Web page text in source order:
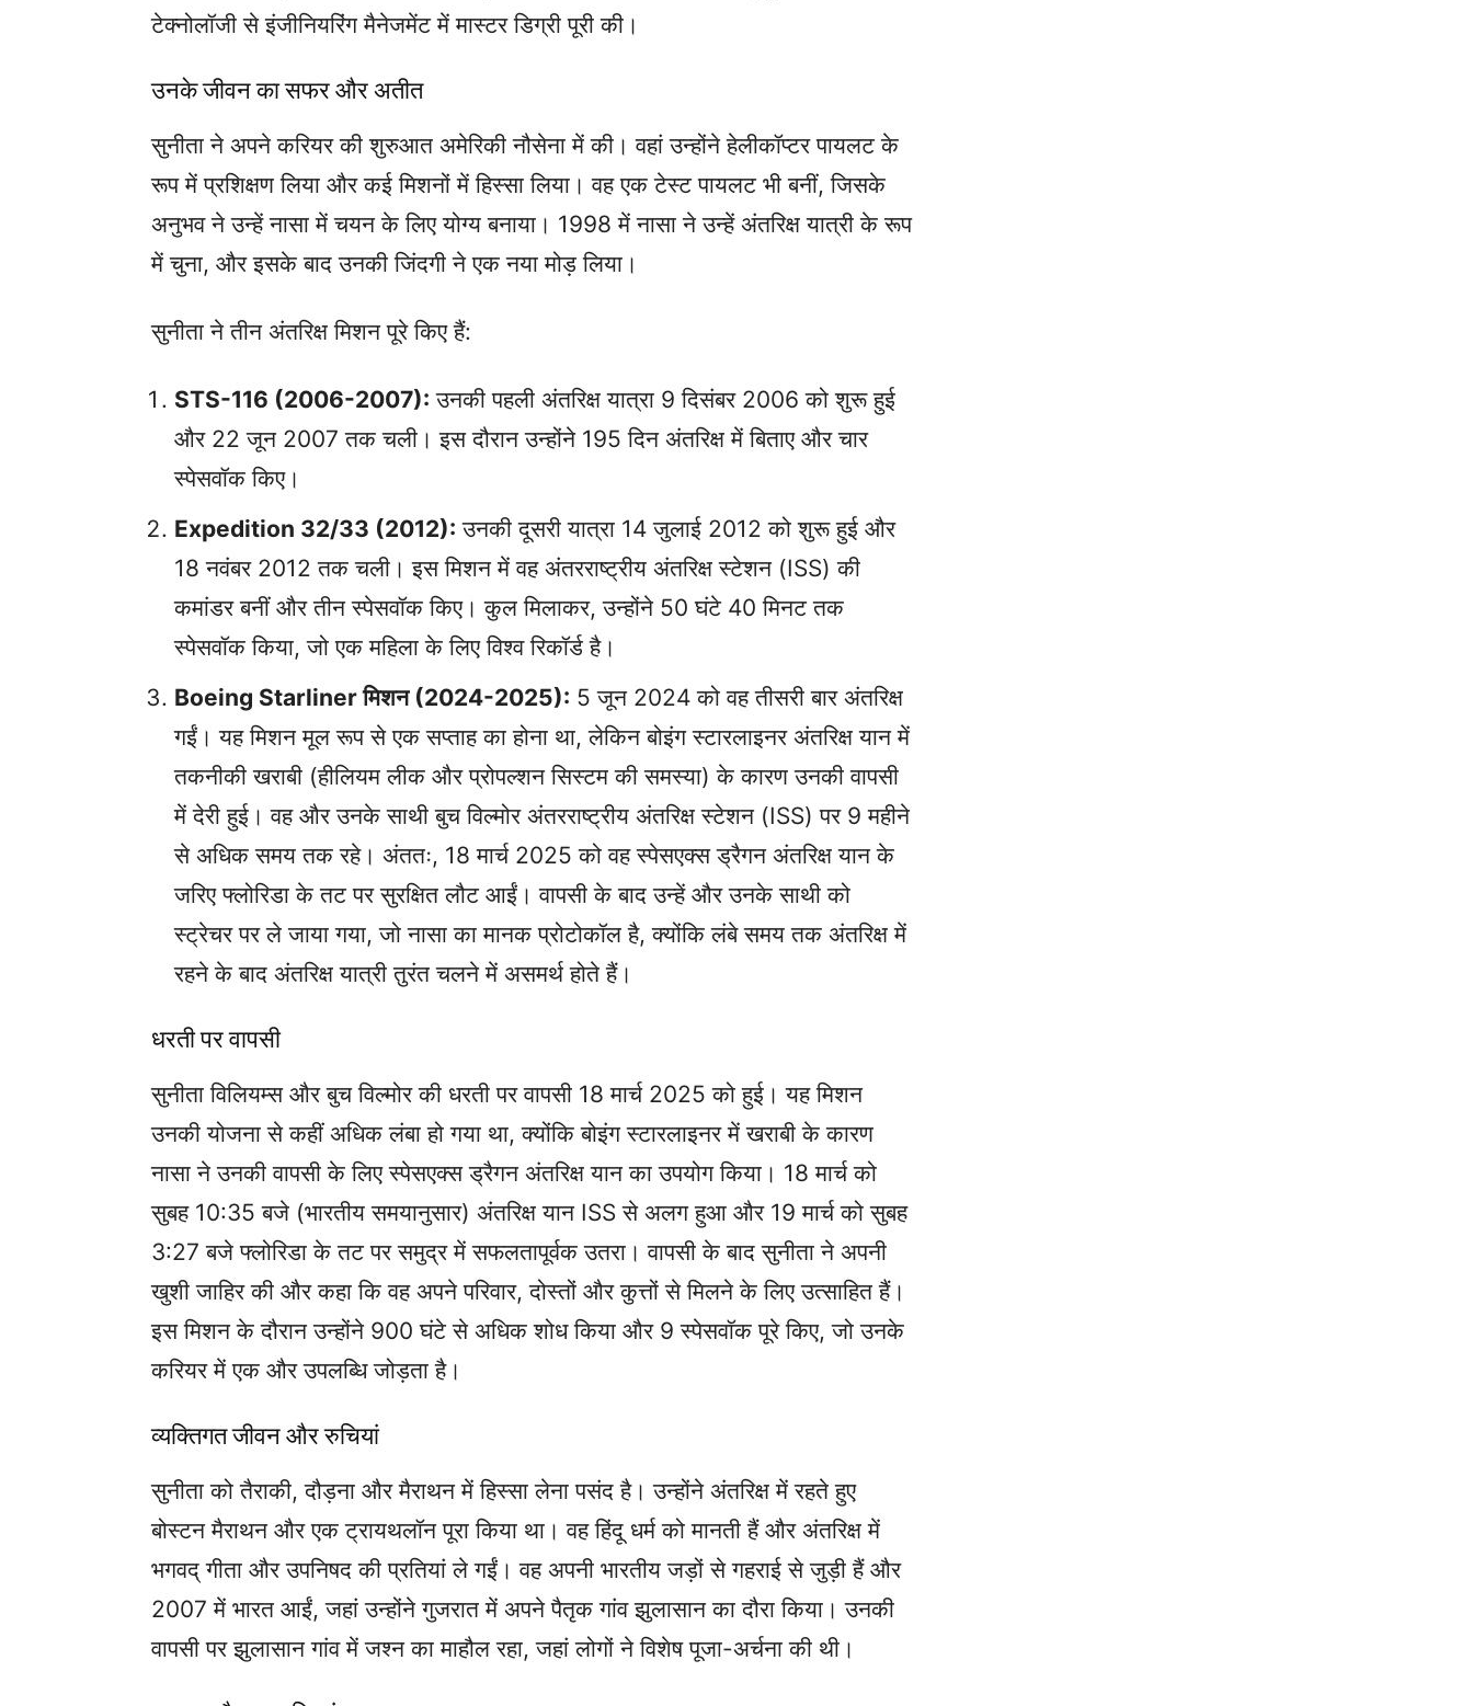
टेक्नोलॉजी से इंजीनियरिंग मैनेजमेंट में मास्टर डिग्री पूरी की।
उनके जीवन का सफर और अतीत
सुनीता ने अपने करियर की शुरुआत अमेरिकी नौसेना में की। वहां उन्होंने हेलीकॉप्टर पायलट के
रूप में प्रशिक्षण लिया और कई मिशनों में हिस्सा लिया। वह एक टेस्ट पायलट भी बनीं, जिसके
अनुभव ने उन्हें नासा में चयन के लिए योग्य बनाया। 1998 में नासा ने उन्हें अंतरिक्ष यात्री के रूप
में चुना, और इसके बाद उनकी जिंदगी ने एक नया मोड़ लिया।
सुनीता ने तीन अंतरिक्ष मिशन पूरे किए हैं:
STS-116 (2006-2007): उनकी पहली अंतरिक्ष यात्रा 9 दिसंबर 2006 को शुरू हुई
और 22 जून 2007 तक चली। इस दौरान उन्होंने 195 दिन अंतरिक्ष में बिताए और चार
स्पेसवॉक किए।
Expedition 32/33 (2012): उनकी दूसरी यात्रा 14 जुलाई 2012 को शुरू हुई और
18 नवंबर 2012 तक चली। इस मिशन में वह अंतरराष्ट्रीय अंतरिक्ष स्टेशन (ISS) की
कमांडर बनीं और तीन स्पेसवॉक किए। कुल मिलाकर, उन्होंने 50 घंटे 40 मिनट तक
स्पेसवॉक किया, जो एक महिला के लिए विश्व रिकॉर्ड है।
Boeing Starliner मिशन (2024-2025): 5 जून 2024 को वह तीसरी बार अंतरिक्ष
गईं। यह मिशन मूल रूप से एक सप्ताह का होना था, लेकिन बोइंग स्टारलाइनर अंतरिक्ष यान में
तकनीकी खराबी (हीलियम लीक और प्रोपल्शन सिस्टम की समस्या) के कारण उनकी वापसी
में देरी हुई। वह और उनके साथी बुच विल्मोर अंतरराष्ट्रीय अंतरिक्ष स्टेशन (ISS) पर 9 महीने
से अधिक समय तक रहे। अंततः, 18 मार्च 2025 को वह स्पेसएक्स ड्रैगन अंतरिक्ष यान के
जरिए फ्लोरिडा के तट पर सुरक्षित लौट आईं। वापसी के बाद उन्हें और उनके साथी को
स्ट्रेचर पर ले जाया गया, जो नासा का मानक प्रोटोकॉल है, क्योंकि लंबे समय तक अंतरिक्ष में
रहने के बाद अंतरिक्ष यात्री तुरंत चलने में असमर्थ होते हैं।
धरती पर वापसी
सुनीता विलियम्स और बुच विल्मोर की धरती पर वापसी 18 मार्च 2025 को हुई। यह मिशन
उनकी योजना से कहीं अधिक लंबा हो गया था, क्योंकि बोइंग स्टारलाइनर में खराबी के कारण
नासा ने उनकी वापसी के लिए स्पेसएक्स ड्रैगन अंतरिक्ष यान का उपयोग किया। 18 मार्च को
सुबह 10:35 बजे (भारतीय समयानुसार) अंतरिक्ष यान ISS से अलग हुआ और 19 मार्च को सुबह
3:27 बजे फ्लोरिडा के तट पर समुद्र में सफलतापूर्वक उतरा। वापसी के बाद सुनीता ने अपनी
खुशी जाहिर की और कहा कि वह अपने परिवार, दोस्तों और कुत्तों से मिलने के लिए उत्साहित हैं।
इस मिशन के दौरान उन्होंने 900 घंटे से अधिक शोध किया और 9 स्पेसवॉक पूरे किए, जो उनके
करियर में एक और उपलब्धि जोड़ता है।
व्यक्तिगत जीवन और रुचियां
सुनीता को तैराकी, दौड़ना और मैराथन में हिस्सा लेना पसंद है। उन्होंने अंतरिक्ष में रहते हुए
बोस्टन मैराथन और एक ट्रायथलॉन पूरा किया था। वह हिंदू धर्म को मानती हैं और अंतरिक्ष में
भगवद् गीता और उपनिषद की प्रतियां ले गईं। वह अपनी भारतीय जड़ों से गहराई से जुड़ी हैं और
2007 में भारत आईं, जहां उन्होंने गुजरात में अपने पैतृक गांव झुलासान का दौरा किया। उनकी
वापसी पर झुलासान गांव में जश्न का माहौल रहा, जहां लोगों ने विशेष पूजा-अर्चना की थी।